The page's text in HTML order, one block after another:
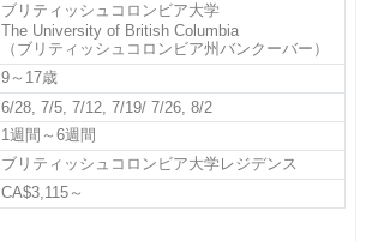
ブリティッシュコロンビア大学
The University of British Columbia
（ブリティッシュコロンビア州バンクーバー）
9～17歳
6/28, 7/5, 7/12, 7/19/ 7/26, 8/2
1週間～6週間
ブリティッシュコロンビア大学レジデンス
CA$3,115～